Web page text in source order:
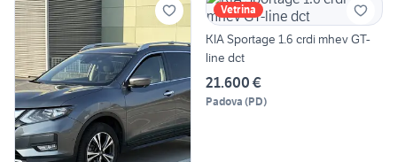
Vetrina
KIA Sportage 1.6 crdi mhev GT-
line dct
21.600 €
Padova (PD)